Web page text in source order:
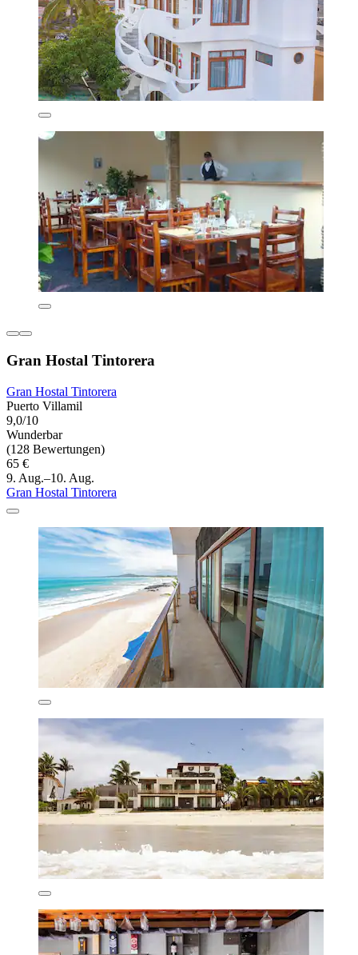
Gran Hostal Tintorera
Gran Hostal Tintorera
Puerto Villamil
9,0/10
Wunderbar
(128 Bewertungen)
65 €
9. Aug.–10. Aug.
Gran Hostal Tintorera